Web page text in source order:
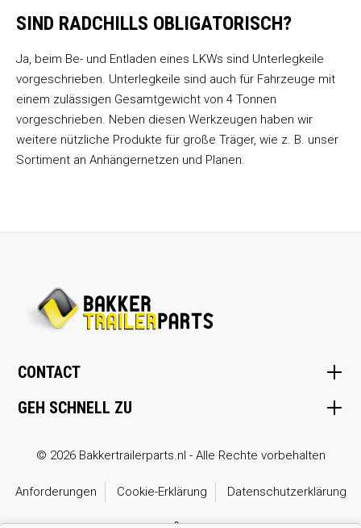
SIND RADCHILLS OBLIGATORISCH?
Ja, beim Be- und Entladen eines LKWs sind Unterlegkeile
vorgeschrieben. Unterlegkeile sind auch für Fahrzeuge mit
einem zulässigen Gesamtgewicht von 4 Tonnen
vorgeschrieben. Neben diesen Werkzeugen haben wir
weitere nützliche Produkte für große Träger, wie z. B. unser
Sortiment an Anhängernetzen und Planen.
CONTACT
GEH SCHNELL ZU
© 2026 Bakkertrailerparts.nl - Alle Rechte vorbehalten
Anforderungen Cookie-Erklärung Datenschutzerklärung